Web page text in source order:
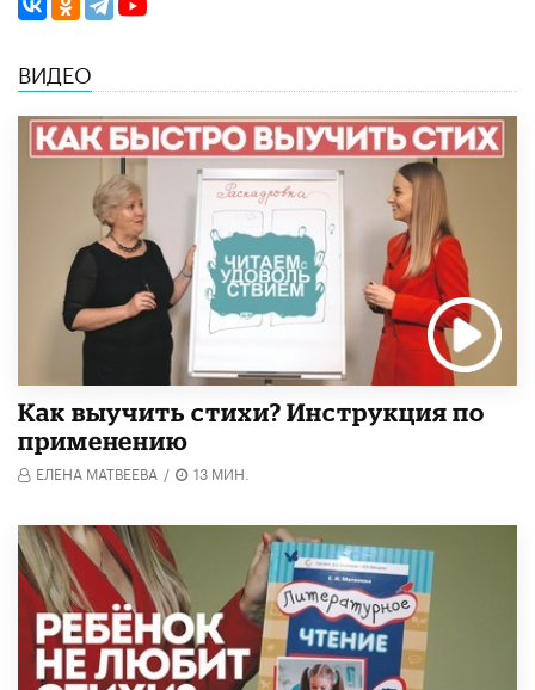
ВИДЕО
Как выучить стихи? Инструкция по
применению
ЕЛЕНА МАТВЕЕВА / 13 МИН.